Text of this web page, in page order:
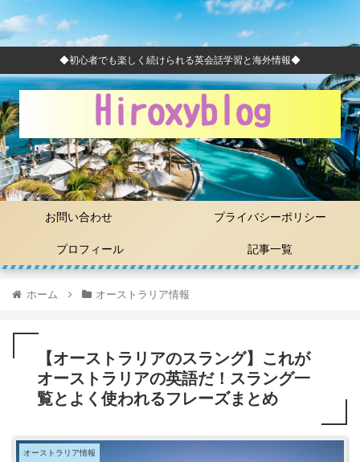
◆初心者でも楽しく続けられる英会話学習と海外情報◆
お問い合わせ プライバシーポリシー
プロフィール 記事一覧
ホーム オーストラリア情報
【オーストラリアのスラング】これが
オーストラリアの英語だ！スラング一
覧とよく使われるフレーズまとめ
オーストラリア情報